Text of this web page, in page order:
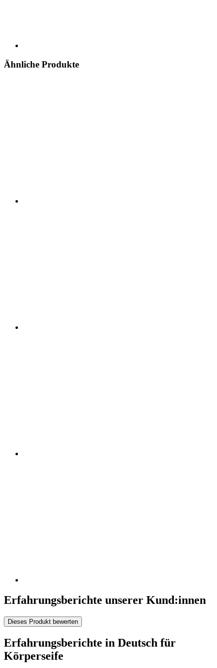
Ähnliche Produkte
Erfahrungsberichte unserer Kund:innen
Dieses Produkt bewerten
Erfahrungsberichte in Deutsch für
Körperseife